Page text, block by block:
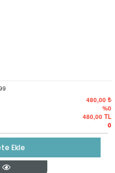
480,00 ₺
%0
480,00 TL
0
Ekle